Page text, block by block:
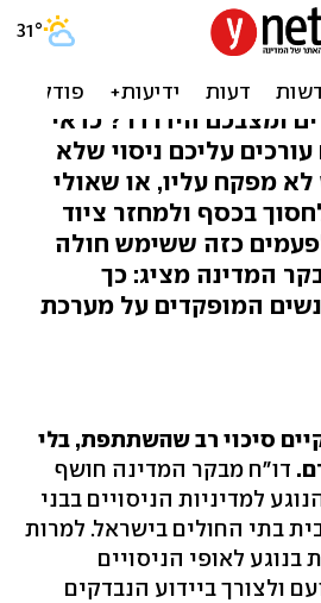
בלי
ומצבכם הידרדר? כדאי
עליכם ניסוי שלא
מפקח עליו, או שאולי
בכסף ולמחזר ציוד
כזה ששימש חולה
המדינה מציג: כך
המופקדים על מערכת
סיכוי רב שהשתתפת, בלי
דו"ח מבקר המדינה חושף
למדיניות הניסויים בבני
בתי החולים בישראל. למרות
בנוגע לאופי הניסויים
ולצורך ביידוע הנבדקים